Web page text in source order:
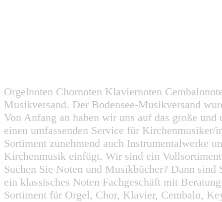
Orgelnoten Chornoten Klaviernoten
Musikversand. Der Bodensee-Musikversand
Von Anfang an haben wir uns auf das große
einen umfassenden Service für
Sortiment zunehmend auch Instrumentalwerke
Kirchenmusik einfügt. Wir sind ein
Suchen Sie Noten und Musikbücher? Dann
ein klassisches Noten Fachgeschäft mit
Sortiment für Orgel, Chor, Klavier, Cembalo,